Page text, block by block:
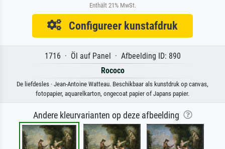
Enthält 21% MwSt.
Configureer kunstafdruk
1716 · Öl auf Panel · Afbeelding ID: 890
Rococo
De liefdesles · Jean-Antoine Watteau. Beschikbaar als kunstdruk op canvas,
fotopapier, aquarelkarton, ongecoat papier of Japans papier.
Andere kleurvarianten op deze afbeelding